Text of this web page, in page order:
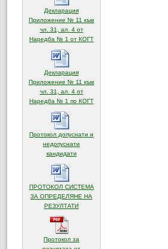
Декларация
Приложение № 11 към
чл. 31, ал. 4 от
Наредба № 1 от КОГТ(отваря се в нов прозорец)
Декларация
Приложение № 11 към
чл. 31, ал. 4 от
Наредба № 1 по КОГТ(отваря се в нов прозорец)
Протокол допуснати и
недопуснати
кандидати(отваря се в нов прозорец)
ПРОТОКОЛ СИСТЕМА
ЗА ОПРЕДЕЛЯНЕ НА
РЕЗУЛТАТИ(отваря се в нов прозорец)
Протокол за